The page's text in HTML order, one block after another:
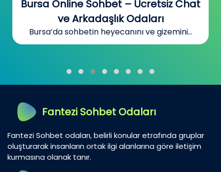
Bursa Online Sohbet – Ücretsiz Chat
ve Arkadaşlık Odaları
Bursa’da sohbetin heyecanını ve gizemini...
Fantezi Sohbet Odaları
Fantezi Sohbet odaları, belirli konular etrafında gruplar
oluşturarak insanların ortak ilgi alanlarına göre iletişim
kurmasına olanak tanır.